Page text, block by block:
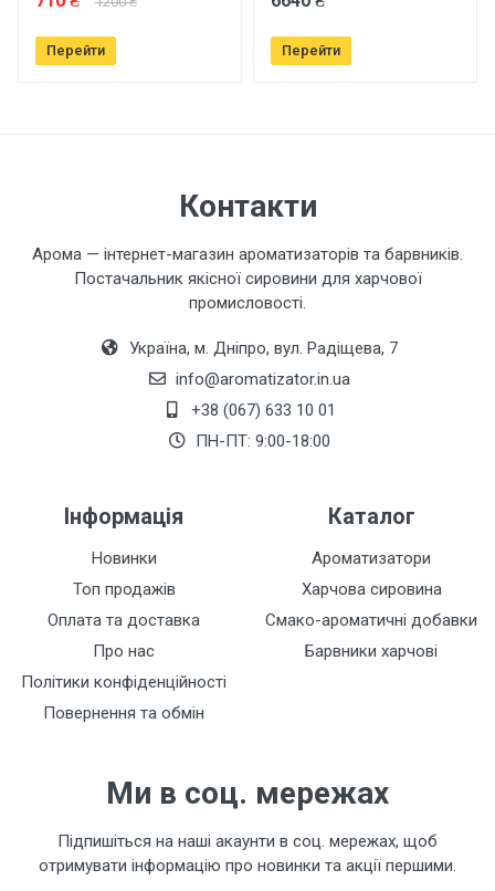
Залишити відгук
Перейти Перейти
Контакти
Арома — інтернет-магазин ароматизаторів та барвників.
Постачальник якісної сировини для харчової
промисловості.
Україна, м. Дніпро, вул. Радіщева, 7
info@aromatizator.in.ua
+38 (067) 633 10 01
ПН-ПТ: 9:00-18:00
Інформація
Новинки
Топ продажів
Оплата та доставка
Про нас
Політики конфіденційності
Повернення та обмін
Каталог
Ароматизатори
Харчова сировина
Смако-ароматичні добавки
Барвники харчові
Ми в соц. мережах
Підпишіться на наші акаунти в соц. мережах, щоб
отримувати інформацію про новинки та акції першими.